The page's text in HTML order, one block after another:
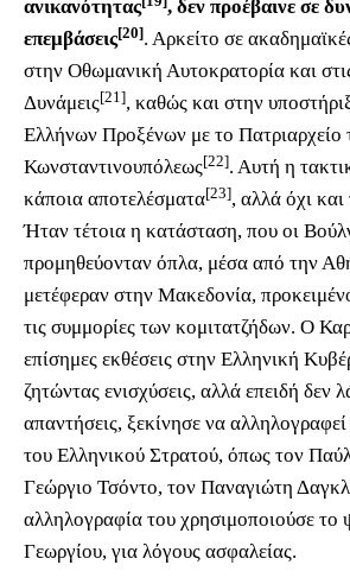
ανικανότητας
, δεν προέβαινε σε
επεμβάσεις[20] . Αρκείτο σε
στην Οθωμανική Αυτοκρατορία και
Δυνάμεις[21], καθώς και στην
Ελλήνων Προξένων με το Πατριαρχείο
Κωνσταντινουπόλεως[22]. Αυτή η
κάποια αποτελέσματα[23], αλλά όχι
Ήταν τέτοια η κατάσταση, που οι
προμηθεύονταν όπλα, μέσα από την
μετέφεραν στην Μακεδονία,
τις συμμορίες των κομιτατζήδων. Ο
επίσημες εκθέσεις στην Ελληνική
ζητώντας ενισχύσεις, αλλά επειδή δεν
απαντήσεις, ξεκίνησε να
του Ελληνικού Στρατού, όπως τον
Γεώργιο Τσόντο, τον Παναγιώτη
αλληλογραφία του χρησιμοποιούσε
Γεωργίου, για λόγους ασφαλείας.